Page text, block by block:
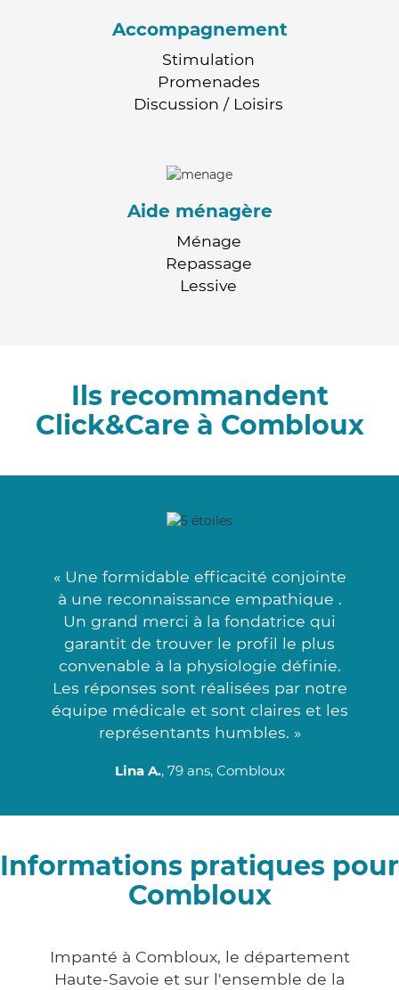
Accompagnement
Stimulation
Promenades
Discussion / Loisirs
Aide ménagère
Ménage
Repassage
Lessive
Ils recommandent
Click&Care à Combloux
« Une formidable efficacité conjointe
à une reconnaissance empathique .
Un grand merci à la fondatrice qui
garantit de trouver le profil le plus
convenable à la physiologie définie.
Les réponses sont réalisées par notre
équipe médicale et sont claires et les
représentants humbles. »
Lina A., 79 ans, Combloux
Informations pratiques pour
Combloux
Impanté à Combloux, le département
Haute-Savoie et sur l'ensemble de la